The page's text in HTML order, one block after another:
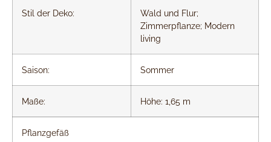
Stil der Deko:
Wald und Flur;
Zimmerpflanze; Modern
living
Saison: Sommer
Maße: Höhe: 1,65 m
Pflanzgefäß